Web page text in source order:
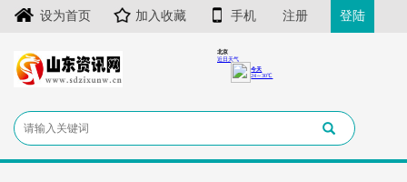
设为首页 加入收藏 手机 注册 登陆